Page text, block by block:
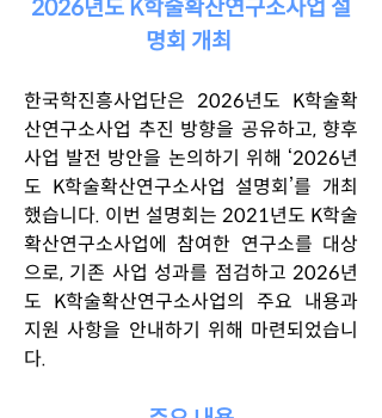
2026년도 K학술확산연구소사업 설
명회 개최
한국학진흥사업단은 2026년도 K학술확
산연구소사업 추진 방향을 공유하고, 향후
사업 발전 방안을 논의하기 위해 ‘2026년
도 K학술확산연구소사업 설명회’를 개최
했습니다. 이번 설명회는 2021년도 K학술
확산연구소사업에 참여한 연구소를 대상
으로, 기존 사업 성과를 점검하고 2026년
도 K학술확산연구소사업의 주요 내용과
지원 사항을 안내하기 위해 마련되었습니
다.